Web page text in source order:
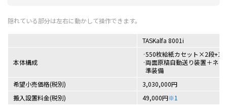
TASKalfa 8001i
本体構成
550枚給紙カセット×2段
両面原稿自動送り装置＋ネ
準装備
希望小売価格(税別)
3,030,000円
搬入設置料金(税別)
49,000円※1